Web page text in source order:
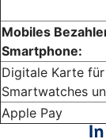
Mobiles
Smartphone:
Digitale Karte
Smartwatches
Apple Pay